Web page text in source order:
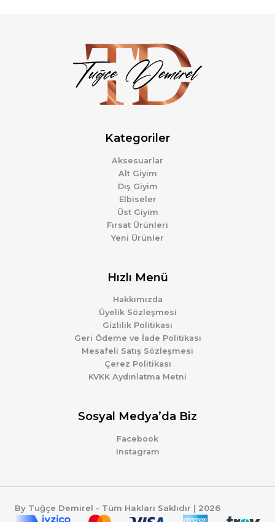
Kategoriler
Aksesuarlar
Alt Giyim
Dış Giyim
Elbiseler
Üst Giyim
Fırsat Ürünleri
Yeni Ürünler
Hızlı Menü
Hakkımızda
Üyelik Sözleşmesi
Gizlilik Politikası
Geri Ödeme ve İade Politikası
Mesafeli Satış Sözleşmesi
Çerez Politikası
KVKK Aydınlatma Metni
Sosyal Medya’da Biz
Facebook
Instagram
By Tuğçe Demirel - Tüm Hakları Saklıdır | 2026